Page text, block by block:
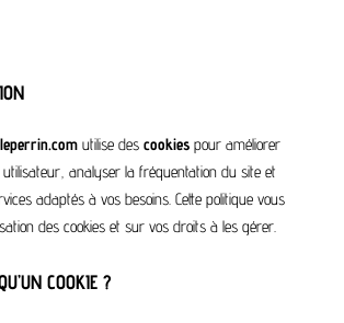
utilise des cookiespour améliorer
utilisateur, analyser la fréquentation du site et
adaptés à vos besoins. Cette politique vous
des cookies et sur vos droits à les gérer.
COOKIE ?